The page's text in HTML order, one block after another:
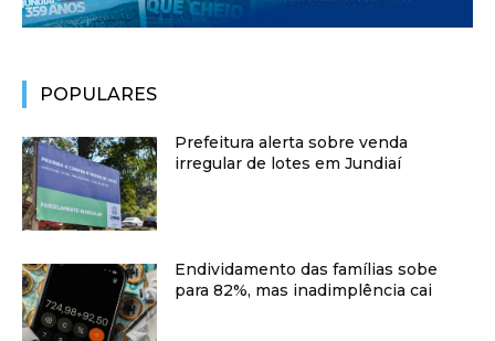
POPULARES
Prefeitura alerta sobre venda
irregular de lotes em Jundiaí
Endividamento das famílias sobe
para 82%, mas inadimplência cai